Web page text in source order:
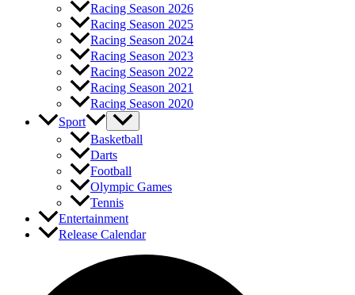
Racing Season 2026
Racing Season 2025
Racing Season 2024
Racing Season 2023
Racing Season 2022
Racing Season 2021
Racing Season 2020
Sport
Basketball
Darts
Football
Olympic Games
Tennis
Entertainment
Release Calendar